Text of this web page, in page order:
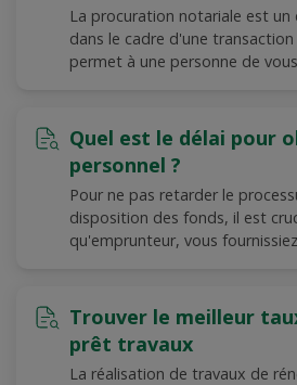
La procuration notariale est
dans le cadre d'une transaction
permet à une personne de
Quel est le délai pour
personnel ?
Pour ne pas retarder le
disposition des fonds, il est
qu'emprunteur, vous
Trouver le meilleur
prêt travaux
La réalisation de travaux de